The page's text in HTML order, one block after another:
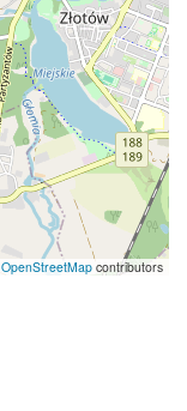
OpenStreetMap contributors